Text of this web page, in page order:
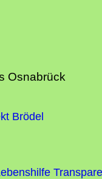
Osnabrück
Brödel